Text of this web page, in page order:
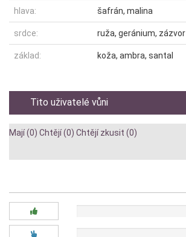
hlava: šafrán, malina
srdce: ruža, geránium, zázvor
základ: koža, ambra, santal
Tito uživatelé vůni
Mají (0) Chtějí (0) Chtějí zkusit (0)